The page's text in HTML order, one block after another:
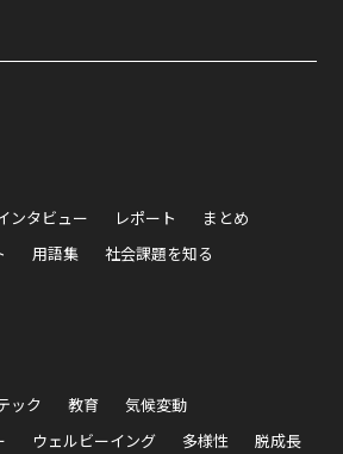
ンタビュー レポート
まとめ
用語集 社会課題を知る
ック 教育
気候変動
ウェルビーイング 多様性 脱成長